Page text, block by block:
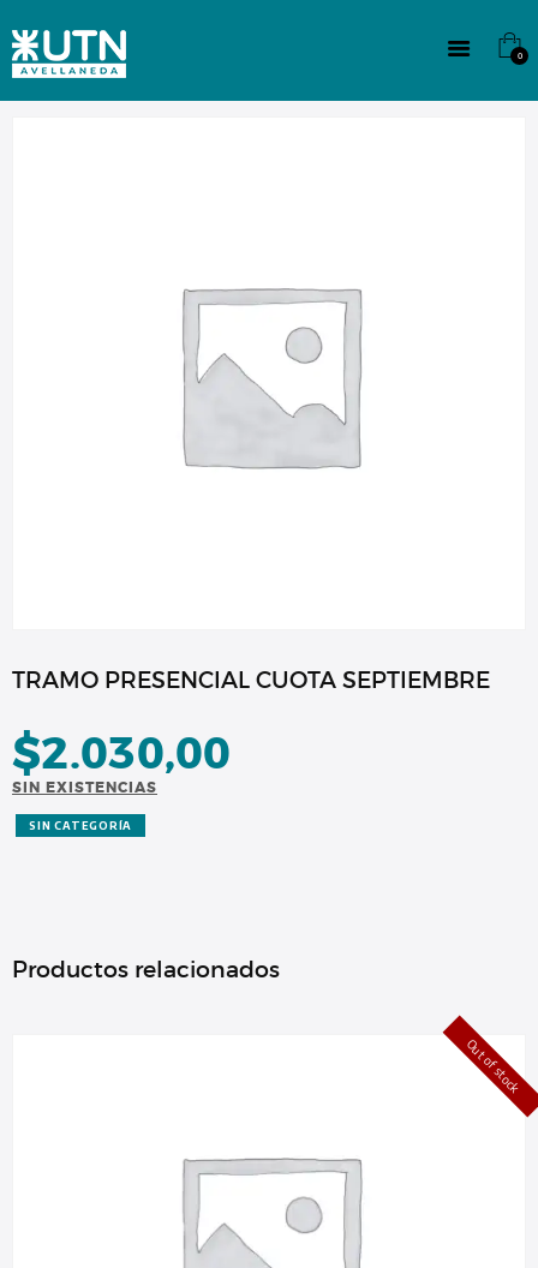
0
CULTURA
TRAMO PRESENCIAL CUOTA SEPTIEMBRE
$2.030,00
SIN EXISTENCIAS
SIN CATEGORÍA
Productos relacionados
Out of stock